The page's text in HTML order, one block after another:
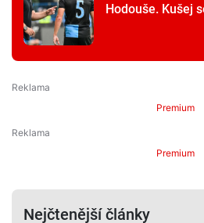
Hodouše. Kušej
Premium
Premium
Nejčtenější články